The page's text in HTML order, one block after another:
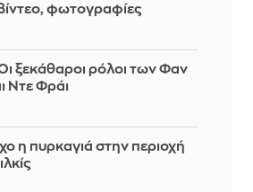
φωτογραφίες
ξεκάθαροι ρόλοι των Φαν
Ντε Φράι
η πυρκαγιά στην περιοχή